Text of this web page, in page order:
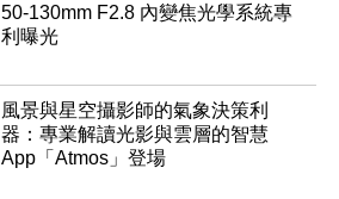
50-130mm F2.8 內變焦光學系統專
利曝光
風景與星空攝影師的氣象決策利
器：專業解讀光影與雲層的智慧
App「Atmos」登場